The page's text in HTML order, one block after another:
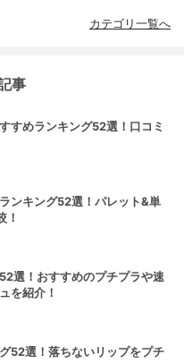
カテゴリ一覧へ
事
すめランキング52選！口コミ
ンキング52選！パレット&単
！
選！おすすめのプチプラや速
を紹介！
52選！落ちないリップをプチ